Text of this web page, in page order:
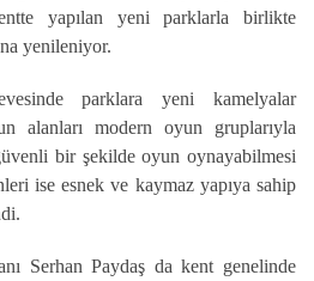
yapılan yeni parklarla birlikte
yenileniyor.
parklara yeni kamelyalar
alanları modern oyun gruplarıyla
bir şekilde oyun oynayabilmesi
ise esnek ve kaymaz yapıya sahip
Serhan Paydaş da kent genelinde